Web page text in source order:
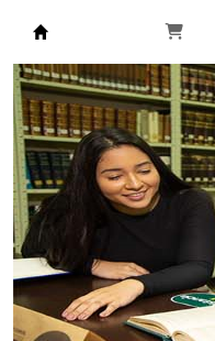
Biblioteca